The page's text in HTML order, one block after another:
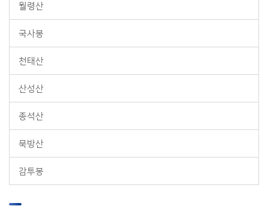
월령산
국사봉
천태산
산성산
종석산
묵방산
감투봉